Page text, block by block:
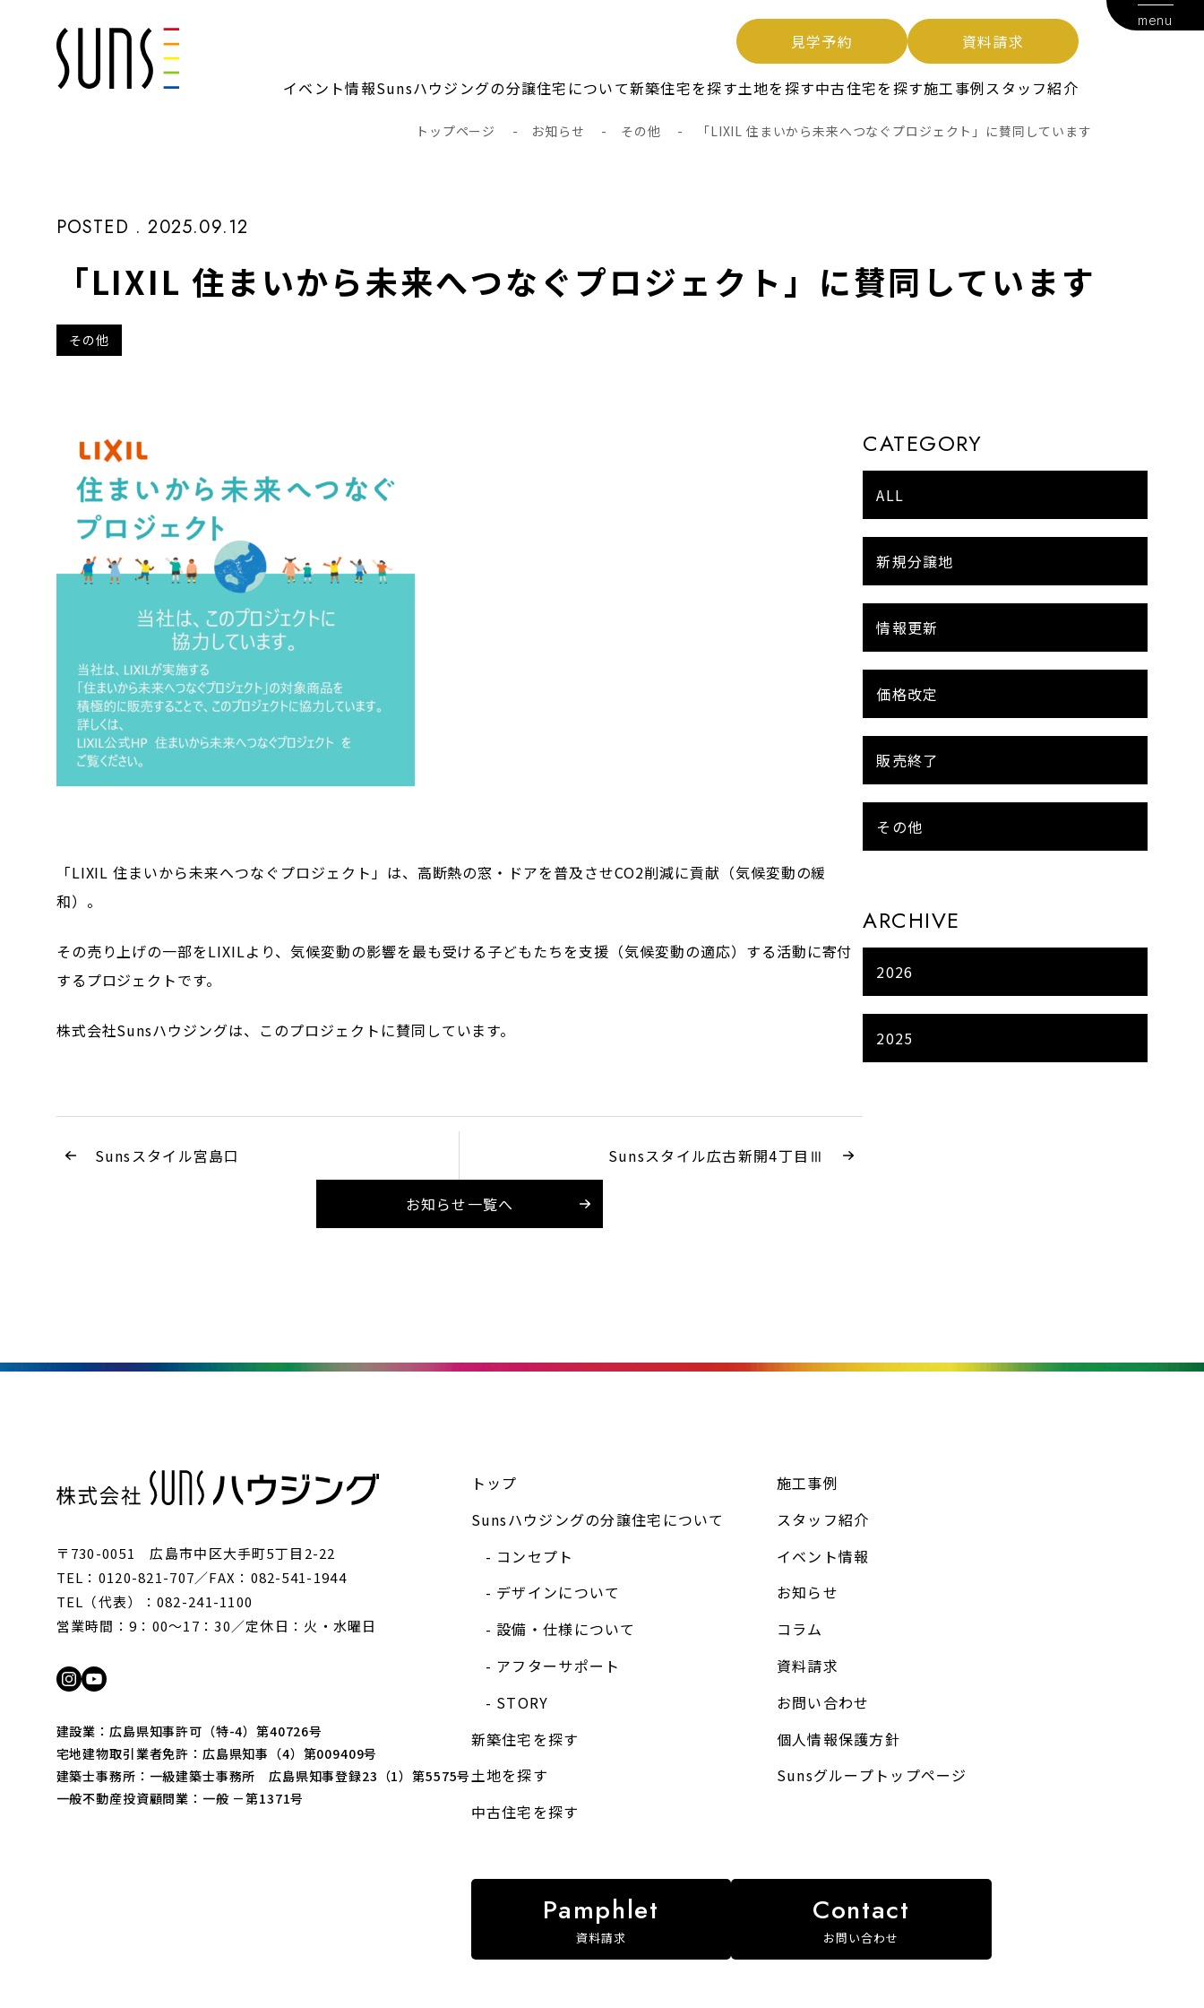
見学予約 資料請求
イベント情報Sunsハウジングの分譲住宅について新築住宅を探す土地を探す中古住宅を探す施工事例スタッフ紹介
menu
トップページ - お知らせ - その他 - 「LIXIL 住まいから未来へつなぐプロジェクト」に賛同しています
POSTED . 2025.09.12
「LIXIL 住まいから未来へつなぐプロジェクト」に賛同しています
その他
「LIXIL 住まいから未来へつなぐプロジェクト」は、高断熱の窓・ドアを普及させCO2削減に貢献（気候変動の緩
和）。
その売り上げの一部をLIXILより、気候変動の影響を最も受ける子どもたちを支援（気候変動の適応）する活動に寄付
するプロジェクトです。
株式会社Sunsハウジングは、このプロジェクトに賛同しています。
Sunsスタイル宮島口 Sunsスタイル広古新開4丁目Ⅲ
お知らせ一覧へ
CATEGORY
ALL
新規分譲地
情報更新
価格改定
販売終了
その他
ARCHIVE
2026
2025
〒730-0051 広島市中区大手町5丁目2-22
TEL：0120-821-707／FAX：082-541-1944
TEL（代表）：082-241-1100
営業時間：9：00〜17：30／定休日：火・水曜日
建設業：広島県知事許可（特-4）第40726号
宅地建物取引業者免許：広島県知事（4）第009409号
建築士事務所：一級建築士事務所 広島県知事登録23（1）第5575号
一般不動産投資顧問業：一般 －第1371号
トップ
Sunsハウジングの分譲住宅について
コンセプト
デザインについて
設備・仕様について
アフターサポート
STORY
新築住宅を探す
土地を探す
中古住宅を探す
施工事例
スタッフ紹介
イベント情報
お知らせ
コラム
資料請求
お問い合わせ
個人情報保護方針
Sunsグループトップページ
資料請求 お問い合わせ